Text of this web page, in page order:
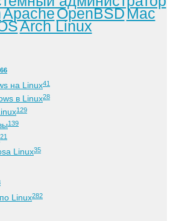
ApacheOpenBSDMac
Arch Linux
на Linux41
в Linux28
129
139
21
Linux35
Linux282